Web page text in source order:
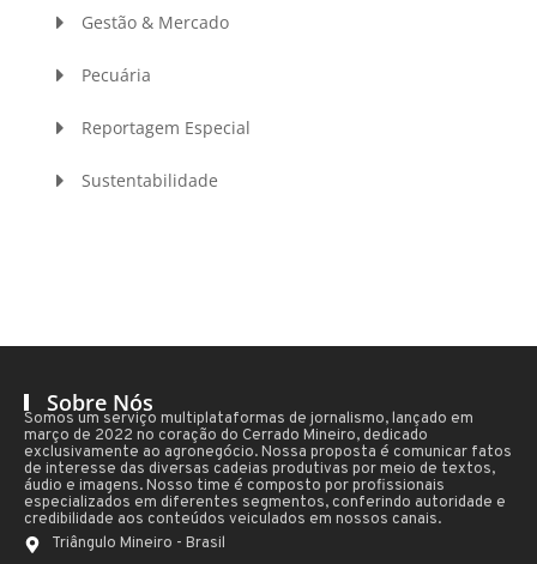
Gestão & Mercado
Pecuária
Reportagem Especial
Sustentabilidade
Sobre Nós
Somos um serviço multiplataformas de jornalismo, lançado em
março de 2022 no coração do Cerrado Mineiro, dedicado
exclusivamente ao agronegócio. Nossa proposta é comunicar fatos
de interesse das diversas cadeias produtivas por meio de textos,
áudio e imagens. Nosso time é composto por profissionais
especializados em diferentes segmentos, conferindo autoridade e
credibilidade aos conteúdos veiculados em nossos canais.
Triângulo Mineiro - Brasil